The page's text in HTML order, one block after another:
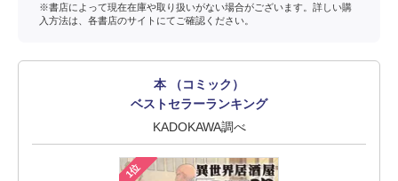
※書店によって現在在庫や取り扱いがない場合がございます。詳しい購
入方法は、各書店のサイトにてご確認ください。
本 （コミック）
ベストセラーランキング
KADOKAWA調べ
1位